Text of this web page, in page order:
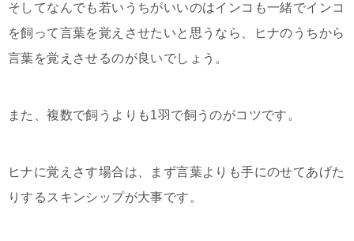
そしてなんでも若いうちがいいのはインコも一緒でインコ
を飼って言葉を覚えさせたいと思うなら、ヒナのうちから
言葉を覚えさせるのが良いでしょう。
また、複数で飼うよりも1羽で飼うのがコツです。
ヒナに覚えさす場合は、まず言葉よりも手にのせてあげた
りするスキンシップが大事です。